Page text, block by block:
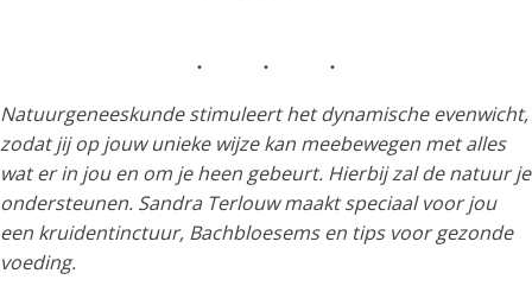
Natuurgeneeskunde stimuleert het dynamische evenwicht,
zodat jij op jouw unieke wijze kan meebewegen met alles
wat er in jou en om je heen gebeurt. Hierbij zal de natuur je
ondersteunen. Sandra Terlouw maakt speciaal voor jou
een kruidentinctuur, Bachbloesems en tips voor gezonde
voeding.